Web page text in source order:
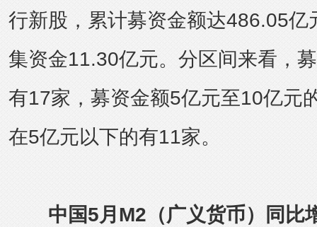
行新股，累计募资金额达486.05亿
集资金11.30亿元。分区间来看，
有17家，募资金额5亿元至10亿元
在5亿元以下的有11家。
中国5月M2（广义货币）同比